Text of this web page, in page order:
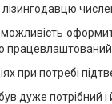
при потребі
був дуже потрібний